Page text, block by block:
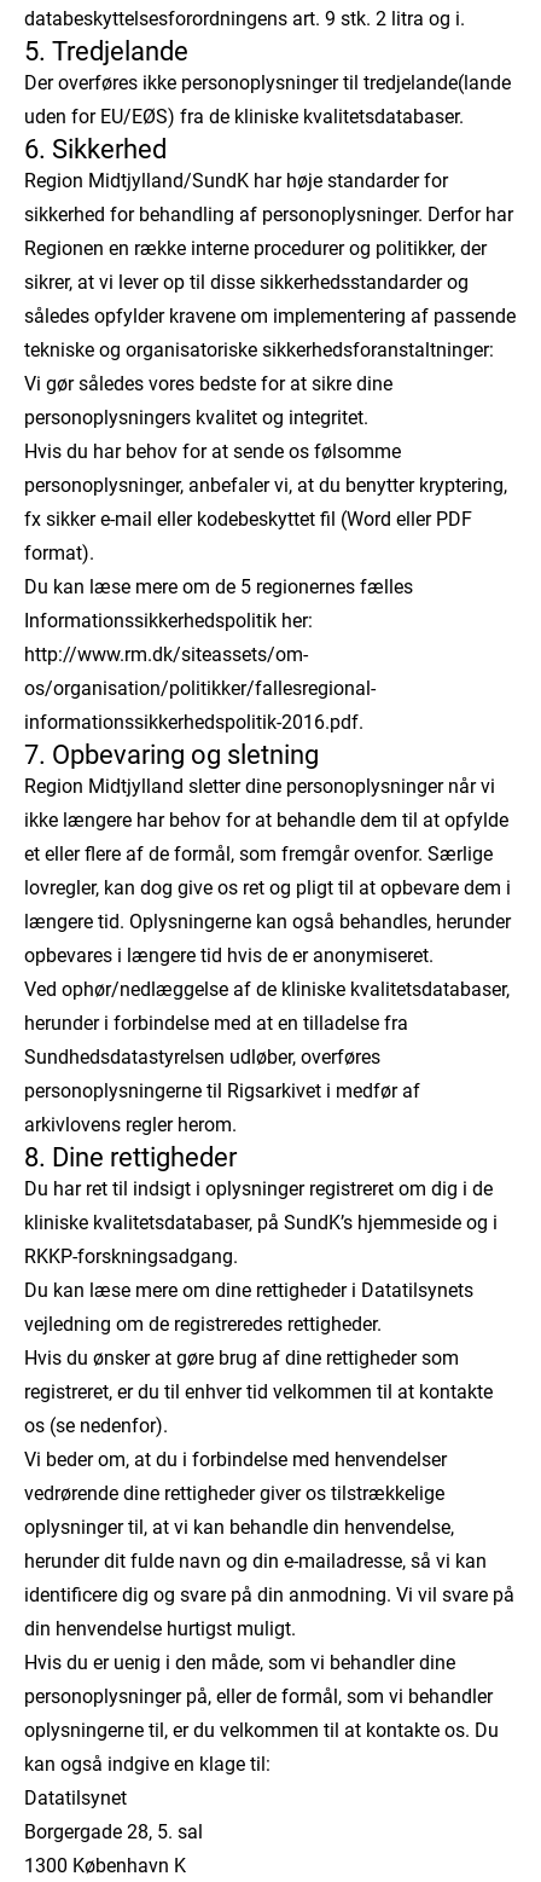
databeskyttelsesforordningens art. 9 stk. 2 litra og i.
5. Tredjelande
Der overføres ikke personoplysninger til tredjelande(lande
uden for EU/EØS) fra de kliniske kvalitetsdatabaser.
6. Sikkerhed
Region Midtjylland/SundK har høje standarder for
sikkerhed for behandling af personoplysninger. Derfor har
Regionen en række interne procedurer og politikker, der
sikrer, at vi lever op til disse sikkerhedsstandarder og
således opfylder kravene om implementering af passende
tekniske og organisatoriske sikkerhedsforanstaltninger:
Vi gør således vores bedste for at sikre dine
personoplysningers kvalitet og integritet.
Hvis du har behov for at sende os følsomme
personoplysninger, anbefaler vi, at du benytter kryptering,
fx sikker e-mail eller kodebeskyttet fil (Word eller PDF
format).
Du kan læse mere om de 5 regionernes fælles
Informationssikkerhedspolitik her:
http://www.rm.dk/siteassets/om-
os/organisation/politikker/fallesregional-
informationssikkerhedspolitik-2016.pdf.
7. Opbevaring og sletning
Region Midtjylland sletter dine personoplysninger når vi
ikke længere har behov for at behandle dem til at opfylde
et eller flere af de formål, som fremgår ovenfor. Særlige
lovregler, kan dog give os ret og pligt til at opbevare dem i
længere tid. Oplysningerne kan også behandles, herunder
opbevares i længere tid hvis de er anonymiseret.
Ved ophør/nedlæggelse af de kliniske kvalitetsdatabaser,
herunder i forbindelse med at en tilladelse fra
Sundhedsdatastyrelsen udløber, overføres
personoplysningerne til Rigsarkivet i medfør af
arkivlovens regler herom.
8. Dine rettigheder
Du har ret til indsigt i oplysninger registreret om dig i de
kliniske kvalitetsdatabaser, på SundK’s hjemmeside og i
RKKP-forskningsadgang.
Du kan læse mere om dine rettigheder i Datatilsynets
vejledning om de registreredes rettigheder.
Hvis du ønsker at gøre brug af dine rettigheder som
registreret, er du til enhver tid velkommen til at kontakte
os (se nedenfor).
Vi beder om, at du i forbindelse med henvendelser
vedrørende dine rettigheder giver os tilstrækkelige
oplysninger til, at vi kan behandle din henvendelse,
herunder dit fulde navn og din e-mailadresse, så vi kan
identificere dig og svare på din anmodning. Vi vil svare på
din henvendelse hurtigst muligt.
Hvis du er uenig i den måde, som vi behandler dine
personoplysninger på, eller de formål, som vi behandler
oplysningerne til, er du velkommen til at kontakte os. Du
kan også indgive en klage til:
Datatilsynet
Borgergade 28, 5. sal
1300 København K